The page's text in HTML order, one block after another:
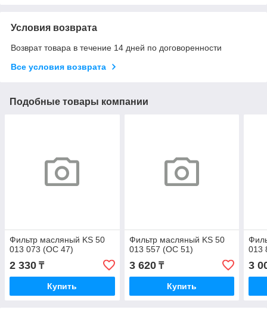
Условия возврата
Возврат товара в течение 14 дней по договоренности
Все условия возврата
Подобные товары компании
Фильтр масляный KS 50
013 073 (OC 47)
2 330 ₸
Купить
Фильтр масляный KS 50
013 557 (OC 51)
3 620₸
Купить
013
3